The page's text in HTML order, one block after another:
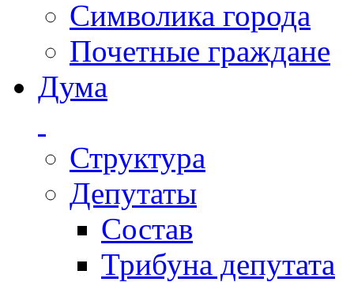
Символика города
Почетные граждане
Дума
Структура
Депутаты
Состав
Трибуна депутата